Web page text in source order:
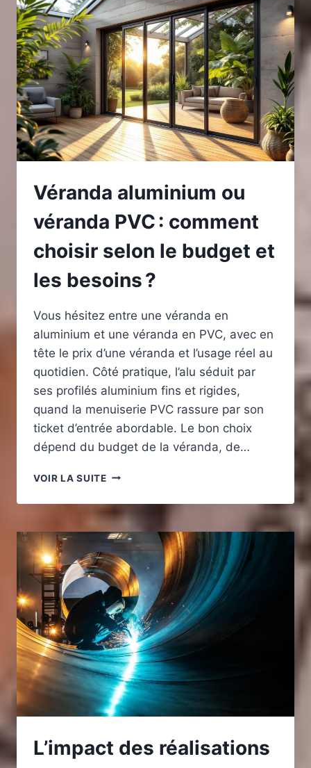
PARIS
?
Véranda aluminium ou
véranda PVC : comment
choisir selon le budget et
les besoins ?
Vous hésitez entre une véranda en
aluminium et une véranda en PVC, avec en
tête le prix d’une véranda et l’usage réel au
quotidien. Côté pratique, l’alu séduit par
ses profilés aluminium fins et rigides,
quand la menuiserie PVC rassure par son
ticket d’entrée abordable. Le bon choix
dépend du budget de la véranda, de…
VOIR LA SUITEVÉRANDA
OU
VÉRANDA
PVC :
COMMENT
CHOISIR
SELON
LE
BUDGET
ET
LES
BESOINS ?
L’impact des réalisations